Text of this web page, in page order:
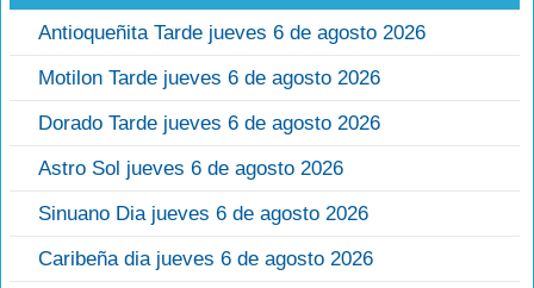
Antioqueñita Tarde jueves 6 de agosto 2026
Motilon Tarde jueves 6 de agosto 2026
Dorado Tarde jueves 6 de agosto 2026
Astro Sol jueves 6 de agosto 2026
Sinuano Dia jueves 6 de agosto 2026
Caribeña dia jueves 6 de agosto 2026